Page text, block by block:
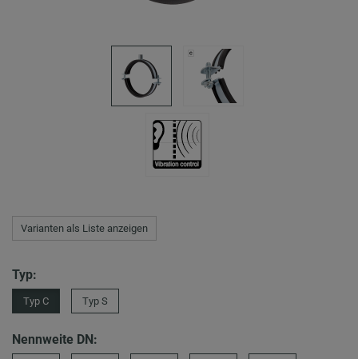
Varianten als Liste anzeigen
Typ:
Typ C Typ S
Nennweite DN: